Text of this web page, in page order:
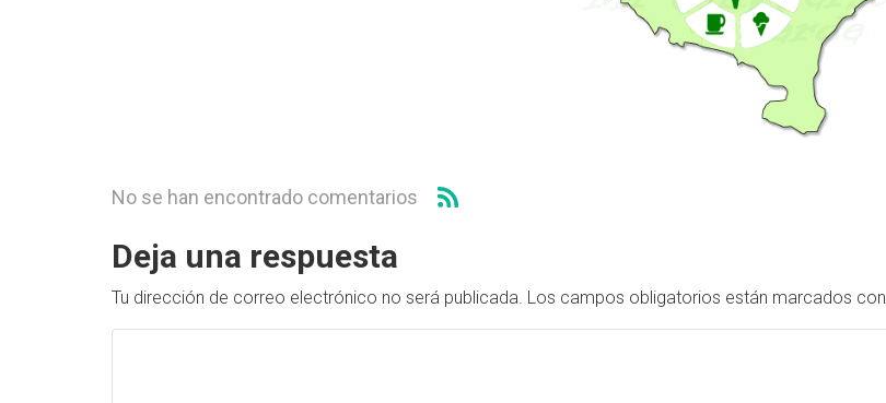
No se han encontrado comentarios
Deja una respuesta
Tu dirección de correo electrónico no será publicada. Los campos obligatorios están marcados con